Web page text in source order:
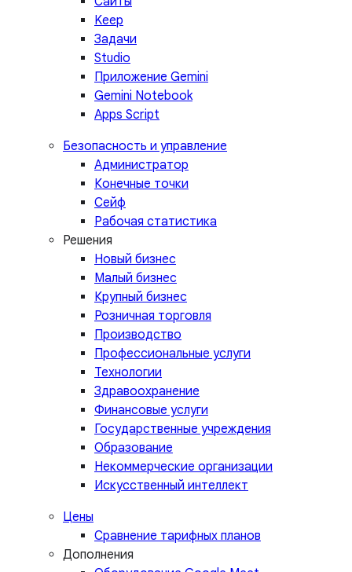
Keep
Задачи
Studio
Приложение Gemini
Gemini Notebook
Apps Script
Безопасность и управление
Администратор
Конечные точки
Сейф
Рабочая статистика
Решения
Новый бизнес
Малый бизнес
Крупный бизнес
Розничная торговля
Производство
Профессиональные услуги
Технологии
Здравоохранение
Финансовые услуги
Государственные учреждения
Образование
Некоммерческие организации
Искусственный интеллект
Цены
Сравнение тарифных планов
Дополнения